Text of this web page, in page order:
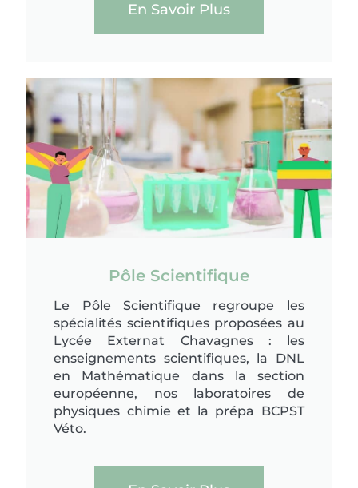
En Savoir Plus
Pôle Scientifique
Le Pôle Scientifique regroupe les
spécialités scientifiques proposées au
Lycée Externat Chavagnes : les
enseignements scientifiques, la DNL
en Mathématique dans la section
européenne, nos laboratoires de
physiques chimie et la prépa BCPST
Véto.